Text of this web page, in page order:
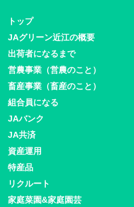
トップ
JAグリーン近江の概要
出荷者になるまで
営農事業（営農のこと）
畜産事業（畜産のこと）
組合員になる
JAバンク
JA共済
資産運用
特産品
リクルート
家庭菜園&家庭園芸